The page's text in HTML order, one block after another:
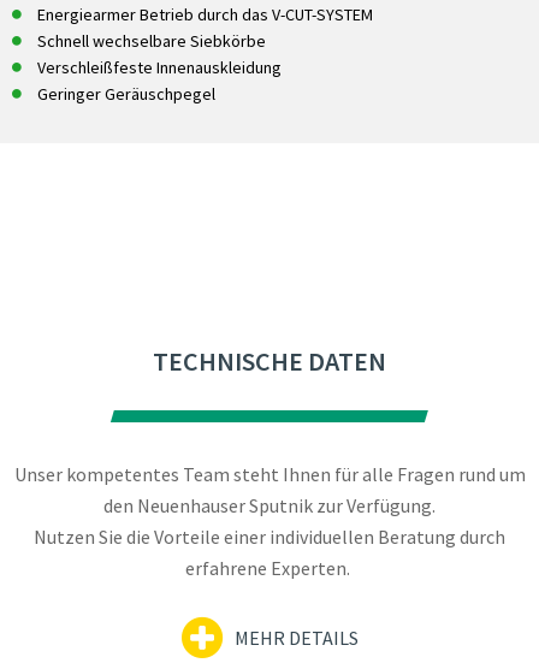
Energiearmer Betrieb durch das V-CUT-SYSTEM
Schnell wechselbare Siebkörbe
Verschleißfeste Innenauskleidung
Geringer Geräuschpegel
TECHNISCHE DATEN
Unser kompetentes Team steht Ihnen für alle Fragen rund um
den Neuenhauser Sputnik zur Verfügung.
Nutzen Sie die Vorteile einer individuellen Beratung durch
erfahrene Experten.
MEHR DETAILS